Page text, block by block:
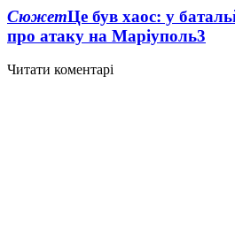
СюжетЦе був хаос: у
про атаку на Маріуполь3
Читати коментарі